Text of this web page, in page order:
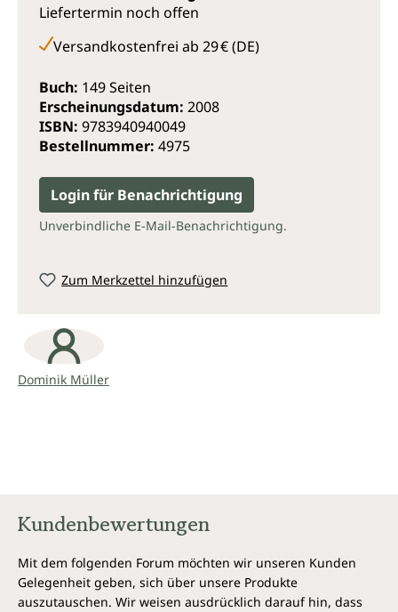
Dieses Buch gehört in jede homöopathische
Bibliothek!
Liefertermin noch offen
Versandkostenfrei ab 29 € (DE)
Buch: 149 Seiten
Erscheinungsdatum: 2008
ISBN: 9783940940049
Bestellnummer: 4975
Login für Benachrichtigung
Unverbindliche E-Mail-Benachrichtigung.
Zum Merkzettel hinzufügen
Dominik Müller
Kundenbewertungen
Mit dem folgenden Forum möchten wir unseren Kunden
Gelegenheit geben, sich über unsere Produkte
auszutauschen. Wir weisen ausdrücklich darauf hin, dass